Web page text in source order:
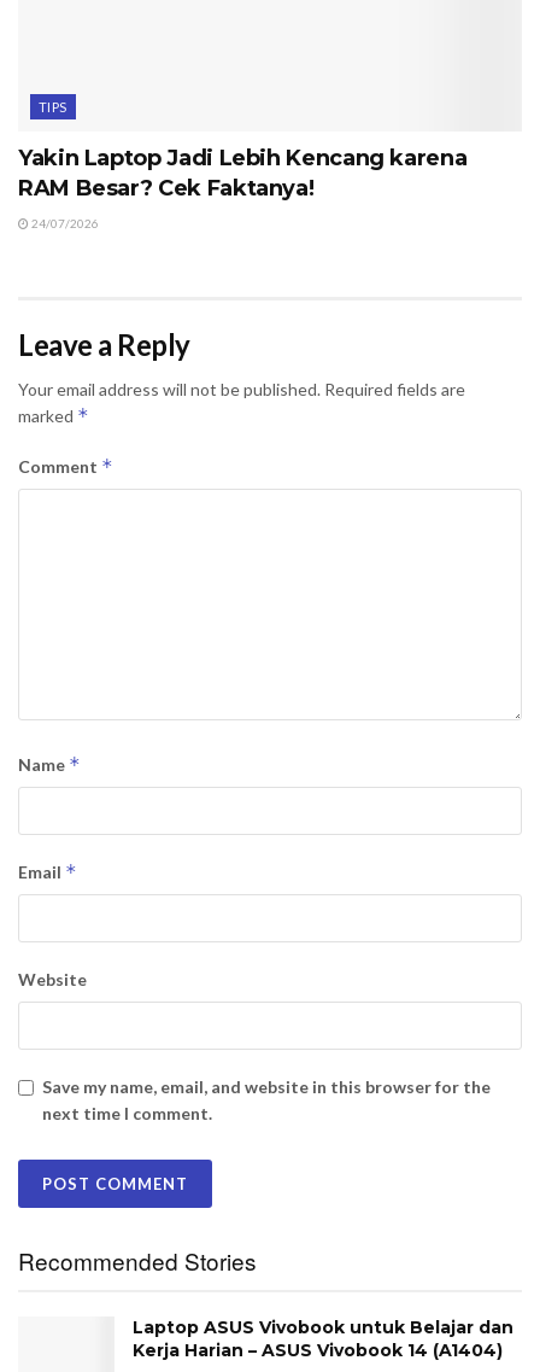
TIPS
Yakin Laptop Jadi Lebih Kencang karena
RAM Besar? Cek Faktanya!
24/07/2026
Leave a Reply
Your email address will not be published. Required fields are
marked *
Comment *
Name *
Email *
Website
Save my name, email, and website in this browser for the
next time I comment.
Recommended Stories
Laptop ASUS Vivobook untuk Belajar dan
Kerja Harian – ASUS Vivobook 14 (A1404)